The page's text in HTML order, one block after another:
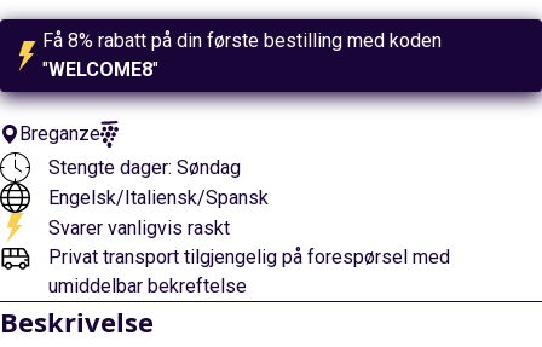
Få 8% rabatt på din første bestilling med koden
"WELCOME8"
Breganze
Stengte dager: Søndag
Engelsk/Italiensk/Spansk
Svarer vanligvis raskt
Privat transport tilgjengelig på forespørsel med
umiddelbar bekreftelse
Beskrivelse